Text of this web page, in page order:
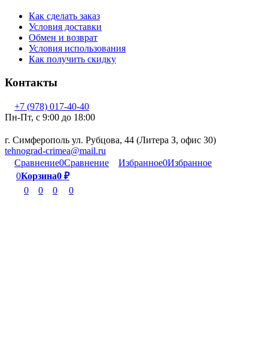
Как сделать заказ
Условия доставки
Обмен и возврат
Условия использования
Как получить скидку
Контакты
+7 (978) 017-40-40
Пн-Пт, c 9:00 до 18:00
г. Симферополь ул. Рубцова, 44 (Литера З, офис 30)
tehnograd-crimea@mail.ru
Сравнение0Сравнение Избранное0Избранное
0Корзина0 ₽
0
0 0 0